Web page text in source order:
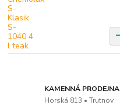
KAMENNÁ PRODEJNA
Horská 813 • Trutnov